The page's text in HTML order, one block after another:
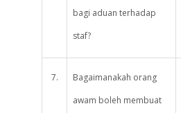
bagi aduan terhadap
staf?
7.
Bagaimanakah orang
awam boleh membuat